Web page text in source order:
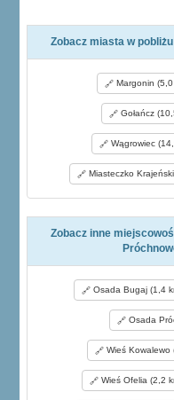
Zobacz miasta w
Margonin (5,0
Gołańcz
Wągrowiec
Miasteczko
Zobacz inne
Osada Bugaj (1,4
Osada
Wieś Kowalewo
Wieś Ofelia (2,2